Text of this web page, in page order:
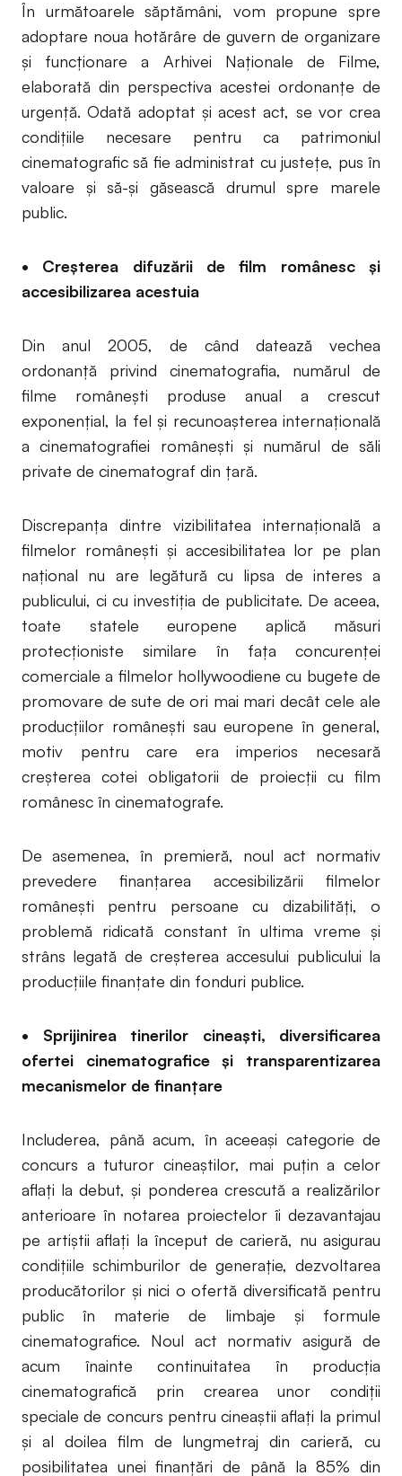
În următoarele săptămâni, vom propune spre
adoptare noua hotărâre de guvern de organizare
și funcționare a Arhivei Naționale de Filme,
elaborată din perspectiva acestei ordonanțe de
urgență. Odată adoptat și acest act, se vor crea
condițiile necesare pentru ca patrimoniul
cinematografic să fie administrat cu justețe, pus în
valoare și să-și găsească drumul spre marele
public.
• Creșterea difuzării de film românesc și
accesibilizarea acestuia
Din anul 2005, de când datează vechea
ordonanță privind cinematografia, numărul de
filme românești produse anual a crescut
exponențial, la fel și recunoașterea internațională
a cinematografiei românești și numărul de săli
private de cinematograf din țară.
Discrepanța dintre vizibilitatea internațională a
filmelor românești și accesibilitatea lor pe plan
național nu are legătură cu lipsa de interes a
publicului, ci cu investiția de publicitate. De aceea,
toate statele europene aplică măsuri
protecționiste similare în fața concurenței
comerciale a filmelor hollywoodiene cu bugete de
promovare de sute de ori mai mari decât cele ale
producțiilor românești sau europene în general,
motiv pentru care era imperios necesară
creșterea cotei obligatorii de proiecții cu film
românesc în cinematografe.
De asemenea, în premieră, noul act normativ
prevedere finanțarea accesibilizării filmelor
românești pentru persoane cu dizabilități, o
problemă ridicată constant în ultima vreme și
strâns legată de creșterea accesului publicului la
producțiile finanțate din fonduri publice.
• Sprijinirea tinerilor cineaști, diversificarea
ofertei cinematografice și transparentizarea
mecanismelor de finanțare
Includerea, până acum, în aceeași categorie de
concurs a tuturor cineaștilor, mai puțin a celor
aflați la debut, și ponderea crescută a realizărilor
anterioare în notarea proiectelor îi dezavantajau
pe artiștii aflați la început de carieră, nu asigurau
condițiile schimburilor de generație, dezvoltarea
producătorilor și nici o ofertă diversificată pentru
public în materie de limbaje și formule
cinematografice. Noul act normativ asigură de
acum înainte continuitatea în producția
cinematografică prin crearea unor condiții
speciale de concurs pentru cineaștii aflați la primul
și al doilea film de lungmetraj din carieră, cu
posibilitatea unei finanțări de până la 85% din